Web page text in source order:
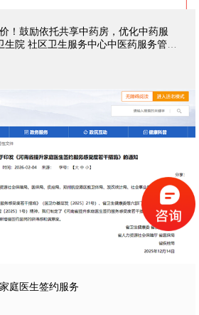
！鼓励依托共享中药房，优化中药服
院 社区卫生服务中心中医药服务管理
庭医生签约服务